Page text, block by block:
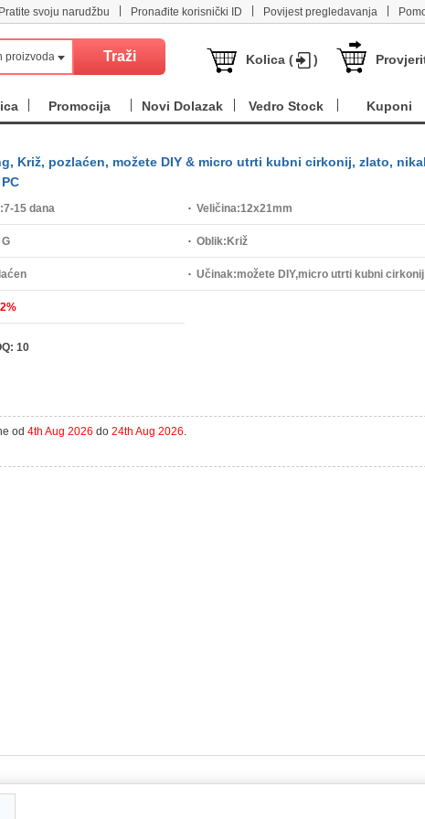
Pratite svoju narudžbu Pronađite korisnički ID Povijest pregledavanja
proizvoda Kolica ( )
Promocija Novi Dolazak Vedro Stock Kuponi
Križ, pozlaćen, možete DIY & micro utrti kubni cirkonij, zlato,
7-15 dana Veličina:12x21mm
Oblik: Križ
Učinak:možete DIY,micro utrti kubni cirkonij
10
od 4th Aug 2026 do 24th Aug 2026.